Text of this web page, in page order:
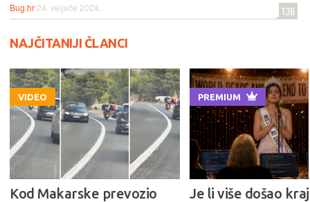
Bug.hr 24. veljače 2024. 136
NAJČITANIJI ČLANCI
VIDEO
Kod Makarske prevozio
PREMIUM
Je li više došao kraj